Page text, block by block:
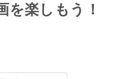
を楽しもう！